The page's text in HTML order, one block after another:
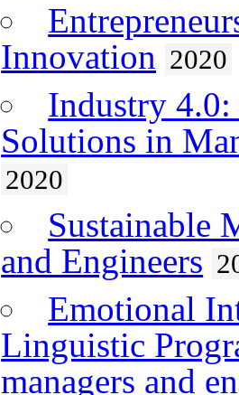
Innovation 2020
Industry 4.0:
Solutions in
2020
Sustainable
and Engineers
Emotional
Linguistic
managers and